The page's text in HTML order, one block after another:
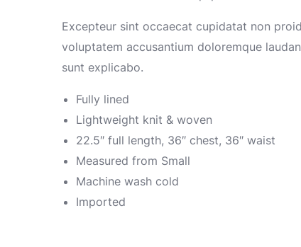
Excepteur sint occaecat cupidatat non
voluptatem accusantium doloremque
sunt explicabo.
Fully lined
Lightweight knit & woven
22.5″ full length, 36″ chest, 36″ waist
Measured from Small
Machine wash cold
Imported